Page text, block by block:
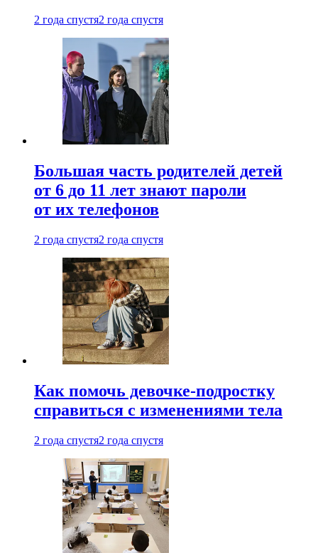
2 года спустя2 года спустя
Большая часть родителей детей
от 6 до 11 лет знают пароли
от их телефонов
2 года спустя2 года спустя
Как помочь девочке-подростку
справиться с изменениями тела
2 года спустя2 года спустя